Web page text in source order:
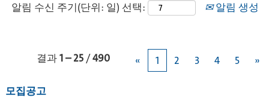
알림 수신 주기(단위: 일) 선택: 알림 생성
결과1 – 25 /490 « 1 2 3 4 5 »
모집공고